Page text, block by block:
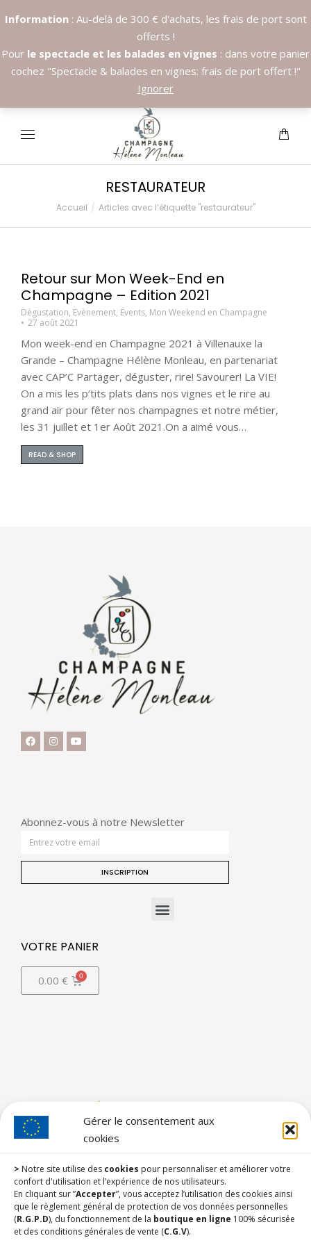
Gérer le consentement aux
cookies
> Notre site utilise des cookies pour personnaliser et améliorer votre
confort d'utilisation et l’expérience de nos utilisateurs.
En cliquant sur ”Accepter”, vous acceptez l’utilisation des cookies ainsi
que le règlement général de protection de vos données personnelles
(R.G.P.D), du fonctionnement de la boutique en ligne 100% sécurisée
et des conditions générales de vente (C.G.V).
Information: Au-delà de 300 € d'achats, les frais de port sont
offerts !
Pour le spectacle et les balades en vignes : dans votre panier
cochez "Spectacle & balades en vignes: frais de port offert !"
Ignorer
Appelez nous: +33.6.89.37.09.03
RESTAURATEUR
Vous êtes ici :
Accueil Articles avec l’étiquette "restaurateur"
Retour sur Mon Week-End en
Champagne – Edition 2021
Dégustation, Evènement, Events, Mon Weekend en Champagne
27 août 2021
Mon week-end en Champagne 2021 à Villenauxe la
Grande – Champagne Hélène Monleau, en partenariat
avec CAP’C Partager, déguster, rire! Savourer! La VIE!
On a mis les p’tits plats dans nos vignes et le rire au
grand air pour fêter nos champagnes et notre métier,
les 31 juillet et 1er Août 2021.On a aimé vous…
READ & SHOP
Abonnez-vous à notre Newsletter
INSCRIPTION
VOTRE PANIER
0.00 €